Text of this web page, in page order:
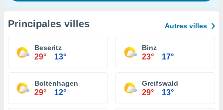
Principales villes Autres villes
Beseritz
29° 13°
Binz
23° 17°
Boltenhagen
29° 12°
Greifswald
29° 13°